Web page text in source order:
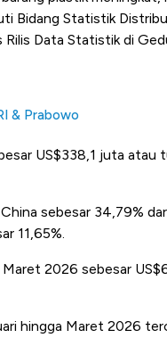
Bidang Statistik
Data Statistik di
& Prabowo
US$338,1 juta atau
sebesar 34,79%
11,65%.
2026 sebesar
hingga Maret 2026